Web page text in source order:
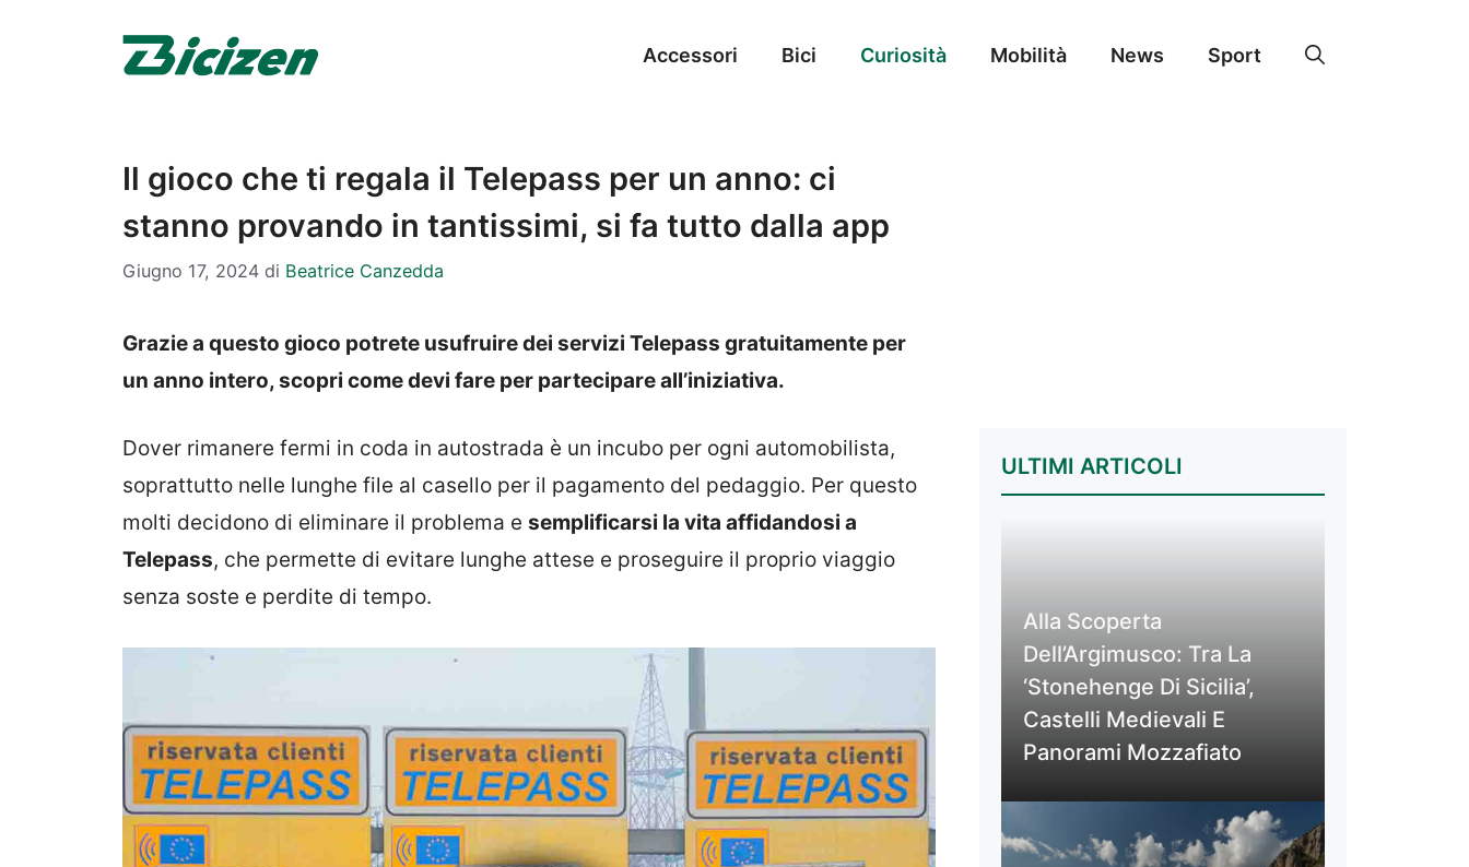
Accessori Bici Curiosità Mobilità News Sport
Il gioco che ti regala il Telepass per un anno: ci
stanno provando in tantissimi, si fa tutto dalla app
Giugno 17, 2024 di Beatrice Canzedda
Grazie a questo gioco potrete usufruire dei servizi Telepass gratuitamente per
un anno intero, scopri come devi fare per partecipare all’iniziativa.
Dover rimanere fermi in coda in autostrada è un incubo per ogni automobilista,
soprattutto nelle lunghe file al casello per il pagamento del pedaggio. Per questo
molti decidono di eliminare il problema e semplificarsi la vita affidandosi a
Telepass, che permette di evitare lunghe attese e proseguire il proprio viaggio
senza soste e perdite di tempo.
ULTIMI ARTICOLI
Alla Scoperta
Dell’Argimusco: Tra La
‘Stonehenge Di Sicilia’,
Castelli Medievali E
Panorami Mozzafiato